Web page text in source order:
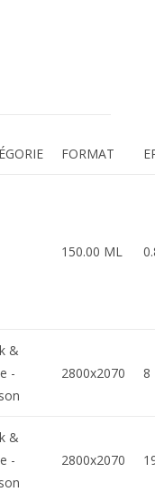
FORMAT
150.00 ML
&
-
2800x2070 8
&
-
2800x2070